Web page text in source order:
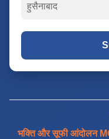
हुसैनाबाद
भक्ति और सूफी आंदोलन